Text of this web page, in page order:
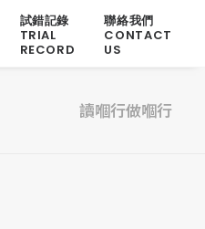
試錯記錄
TRIAL
RECORD
聯絡我們
CONTACT
US
讀嗰行做嗰行